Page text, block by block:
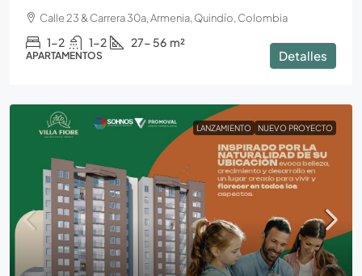
Calle 23 & Carrera 30a, Armenia, Quindío, Colombia
1-2 1-2 27- 56 m²
APARTAMENTOS Detalles
LANZAMIENTO NUEVO PROYECTO